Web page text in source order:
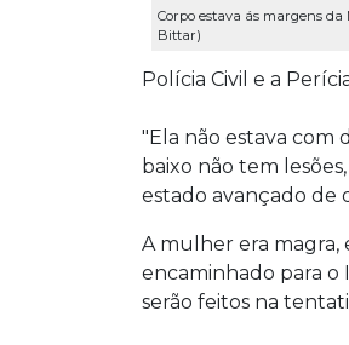
Corpo estava ás margens da
Bittar)
Polícia Civil e a
"Ela não estava com
baixo não tem
estado avançado de
A mulher era magra,
encaminhado para o
serão feitos na